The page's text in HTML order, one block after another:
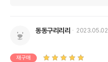
동동구리리리 2023.05.02
재구매